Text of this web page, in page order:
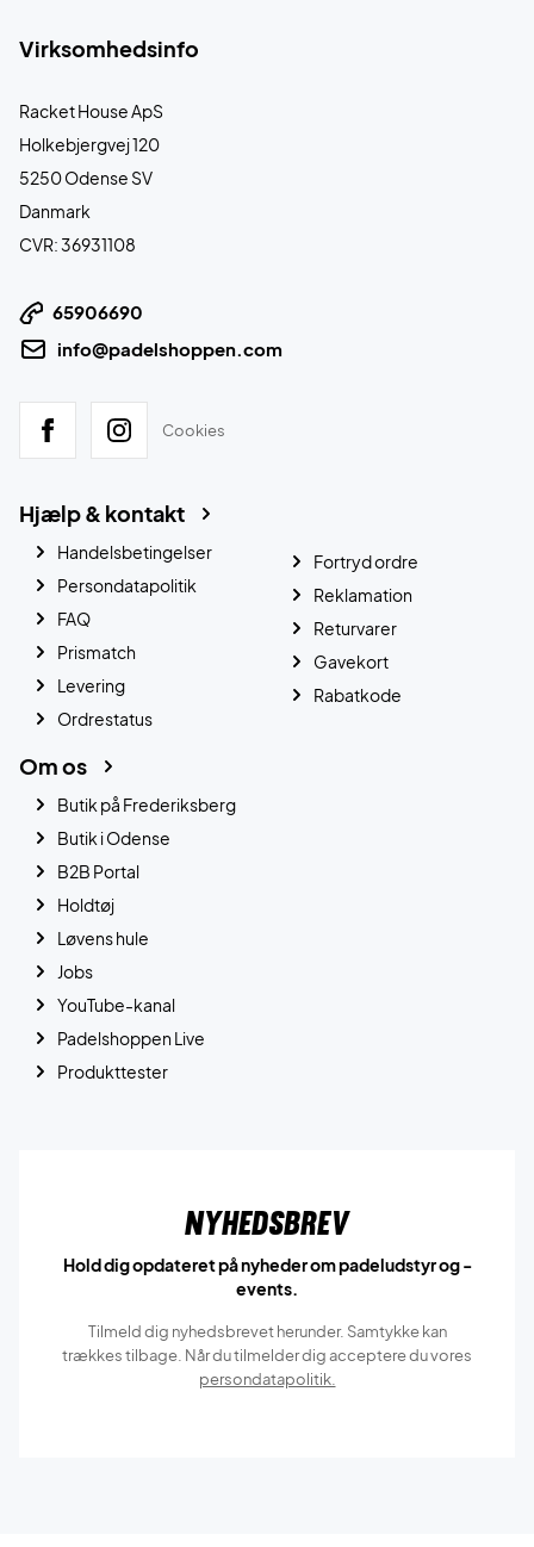
Virksomhedsinfo
Racket House ApS
Holkebjergvej 120
5250 Odense SV
Danmark
CVR: 36931108
65906690
info@padelshoppen.com
Cookies
Hjælp & kontakt
Handelsbetingelser
Persondatapolitik
FAQ
Prismatch
Levering
Ordrestatus
Fortryd ordre
Reklamation
Returvarer
Gavekort
Rabatkode
Om os
Butik på Frederiksberg
Butik i Odense
B2B Portal
Holdtøj
Løvens hule
Jobs
YouTube-kanal
Padelshoppen Live
Produkttester
Nyhedsbrev
Hold dig opdateret på nyheder om padeludstyr og -
events.
Tilmeld dig nyhedsbrevet herunder. Samtykke kan
trækkes tilbage. Når du tilmelder dig acceptere du vores
persondatapolitik.